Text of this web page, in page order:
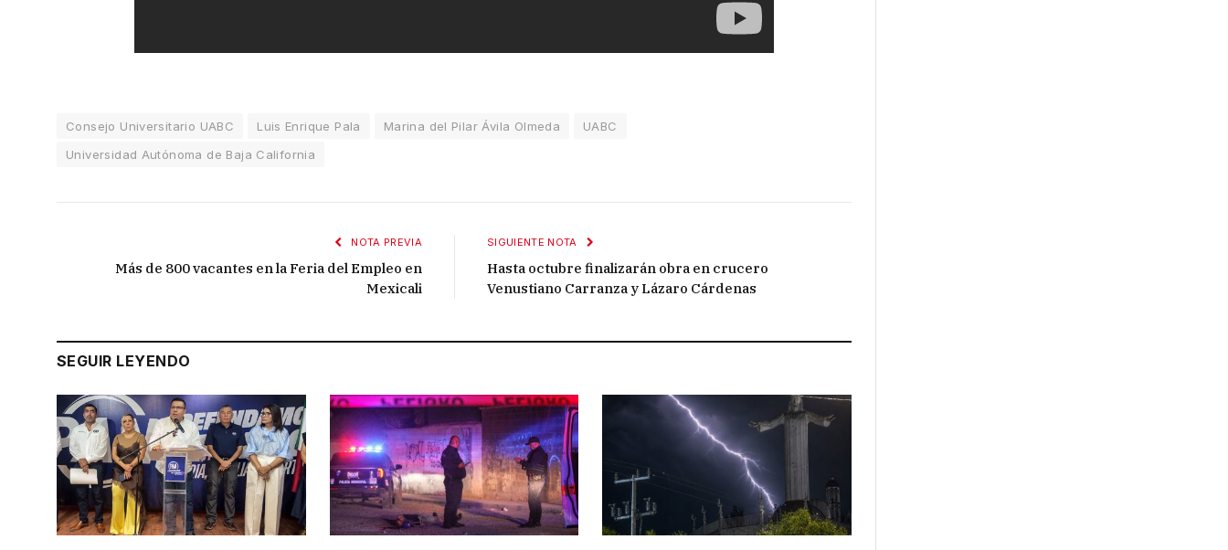
Consejo Universitario UABC Luis Enrique Pala Marina del Pilar Ávila Olmeda
UABC
Universidad Autónoma de Baja California
NOTA PREVIA
Más de 800 vacantes en la Feria del Empleo en
Mexicali
SIGUIENTE NOTA
Hasta octubre finalizarán obra en crucero
Venustiano Carranza y Lázaro Cárdenas
SEGUIR LEYENDO